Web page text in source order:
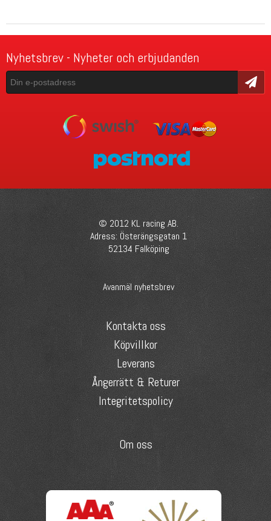
Nyhetsbrev - Nyheter och erbjudanden
Skicka
© 2012 KL racing AB.
Adress: Österängsgatan 1
52134 Falköping
Avanmäl nyhetsbrev
Kontakta oss
Köpvillkor
Leverans
Ångerrätt & Returer
Integritetspolicy
Om oss